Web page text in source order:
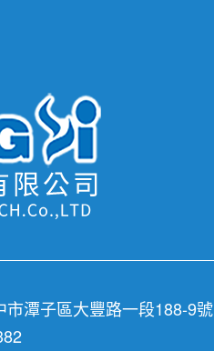
市潭子區大豐路一段188-9號